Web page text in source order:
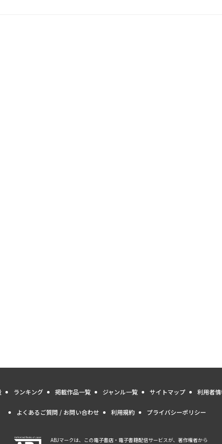
ランキング 掲載作品一覧 ジャンル一覧 サイトマップ 利用者
よくあるご質問 / お問い合わせ 利用規約 プライバシーポリシー
ABJマークは、この電子書店・電子書籍配信サービスが、著作権者から